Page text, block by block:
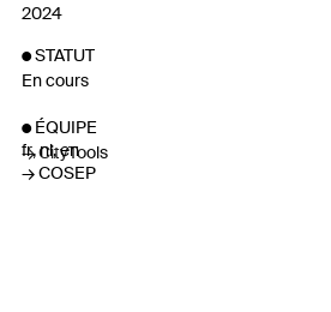
2024
STATUT
En cours
ÉQUIPE
CityTools
COSEP
fr nl en